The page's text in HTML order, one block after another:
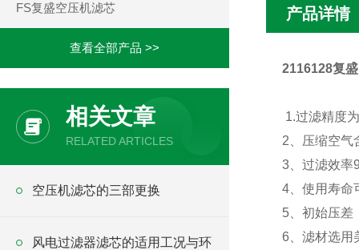
FS复盛空压机滤芯
查看全部产品 >>
相关文章
RELATED ARTICLES
空压机滤芯的三部更换
风电过滤器滤芯的适用工况与环
产品详情
2116128复
1.过滤精度
2、压缩空气
3、过滤效率
4、使用寿
5、初始压差
6、滤材选用